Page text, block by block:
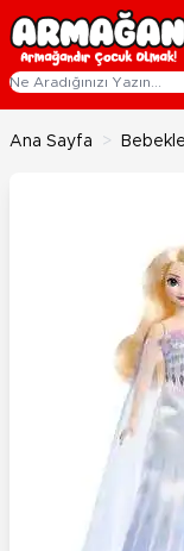
İçeriğe geç
Ana Sayfa >